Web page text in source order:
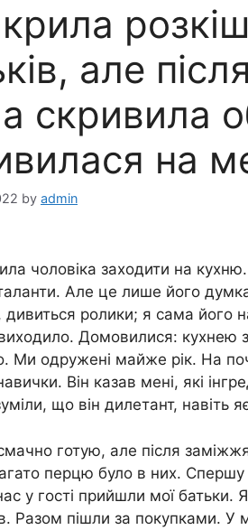
але
скривила
на
by admin
чоловіка заходити на
Але це лише його
дивиться ролики; я сама його
виходило. Домовилися:
Ми одружені майже рік. На
Він казав мені, які
що він дилетант, навіть
готую, але після
перцю було в них. Спершу
у гості прийшли мої батьки.
Разом пішли за покупками. У